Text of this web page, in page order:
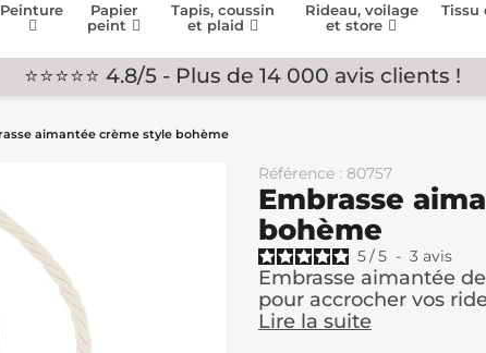
Peinture
Papier
peint
Tapis, coussin
et plaid
Rideau, voilage
et store
Tissu
⭐⭐⭐⭐⭐ 4.8/5 - Plus de 14 000 avis clients !
aimantée crème style bohème
Référence : 80757
Embrasse
bohème
5/5 - 3 avis
Embrasse aimantée
pour accrocher vos
Lire la suite